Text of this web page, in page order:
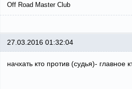
Off Road Master Club
27.03.2016 01:32:04
начхать кто против (судья)- главное